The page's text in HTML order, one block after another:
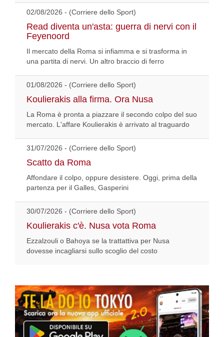
02/08/2026 - (Corriere dello Sport)
Read diventa un'asta: guerra di nervi con il
Feyenoord
Il mercato della Roma si infiamma e si trasforma in
una partita di nervi. Un altro braccio di ferro
01/08/2026 - (Corriere dello Sport)
Koulierakis alla firma. Ora Nusa
La Roma è pronta a piazzare il secondo colpo del suo
mercato. L'affare Koulierakis è arrivato al traguardo
31/07/2026 - (Corriere dello Sport)
Scatto da Roma
Affondare il colpo, oppure desistere. Oggi, prima della
partenza per il Galles, Gasperini
30/07/2026 - (Corriere dello Sport)
Koulierakis c'è. Nusa vota Roma
Ezzalzouli o Bahoya se la trattattiva per Nusa
dovesse incagliarsi sullo scoglio del costo